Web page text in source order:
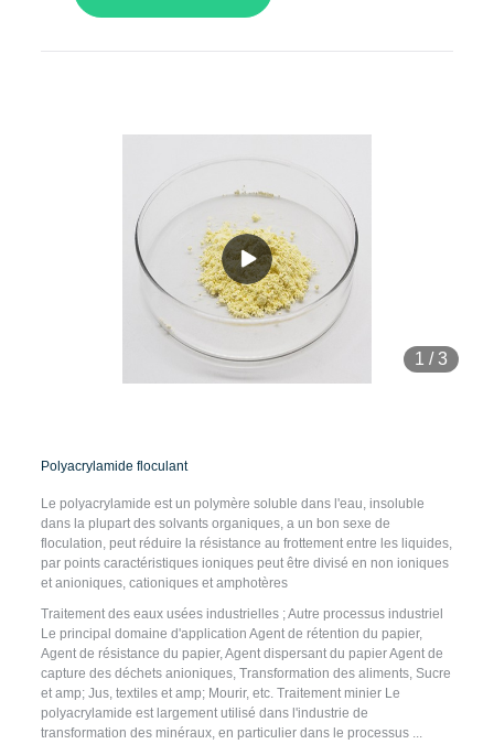
1 /3
Polyacrylamide floculant
Le polyacrylamide est un polymère soluble dans l'eau, insoluble
dans la plupart des solvants organiques, a un bon sexe de
floculation, peut réduire la résistance au frottement entre les liquides,
par points caractéristiques ioniques peut être divisé en non ioniques
et anioniques, cationiques et amphotères
Traitement des eaux usées industrielles ; Autre processus industriel
Le principal domaine d'application Agent de rétention du papier,
Agent de résistance du papier, Agent dispersant du papier Agent de
capture des déchets anioniques, Transformation des aliments, Sucre
et amp; Jus, textiles et amp; Mourir, etc. Traitement minier Le
polyacrylamide est largement utilisé dans l'industrie de
transformation des minéraux, en particulier dans le processus ...